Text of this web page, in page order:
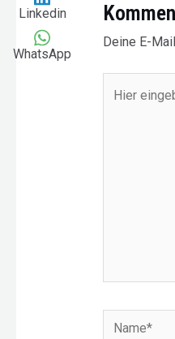
Linkedin
WhatsApp
Deine E-
Name*